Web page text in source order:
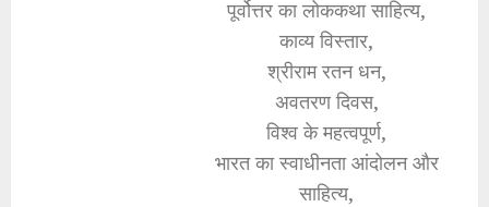
पूर्वोत्तर का लोककथा साहित्य,
काव्य विस्तार,
श्रीराम रतन धन,
अवतरण दिवस,
विश्व के महत्वपूर्ण,
भारत का स्वाधीनता आंदोलन और
साहित्य,